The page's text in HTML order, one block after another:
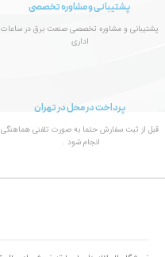
پشتیبانی و مشاوره تخصصی
پشتیبانی و مشاوره تخصصی صنعت برق در ساعات
اداری
پرداخت در محل در تهران
قبل از ثبت سفارش حتما به صورت تلفنی هماهنگی
انجام شود .